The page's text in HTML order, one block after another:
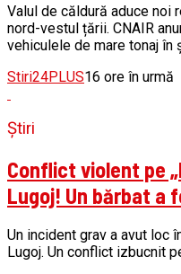
Valul de căldură aduce
nord-vestul țării. CNAIR
vehiculele de mare tonaj în
Stiri24PLUS16 ore în urmă
Știri
Conflict violent pe
Lugoj! Un bărbat a
Un incident grav a avut loc
Lugoj. Un conflict izbucnit